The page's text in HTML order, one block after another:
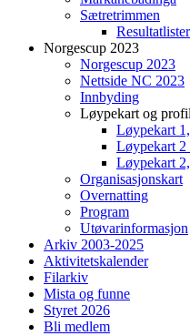
Sætretrimmen
Norgescup 2023
Norgescup 2023
Nettside NC 2023
Innbyding
Løypekart og
Løypekart
Løypekart 2
Løypekart
Organisasjonskart
Overnatting
Program
Utøvarinformasjon
Arkiv 2003-2025
Aktivitetskalender
Filarkiv
Mista og funne
Styret 2026
Bli medlem